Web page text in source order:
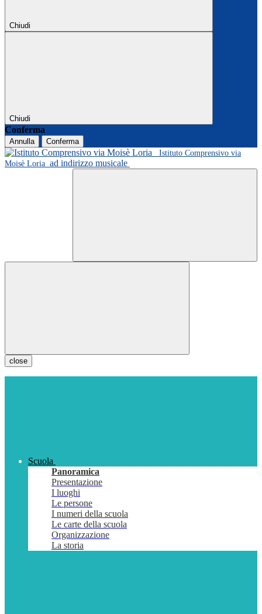
Chiudi
Chiudi
Conferma
Annulla
Conferma
Istituto Comprensivo via
Moisè Loria ad indirizzo musicale
close
Scuola
Panoramica
Presentazione
I luoghi
Le persone
I numeri della scuola
Le carte della scuola
Organizzazione
La storia